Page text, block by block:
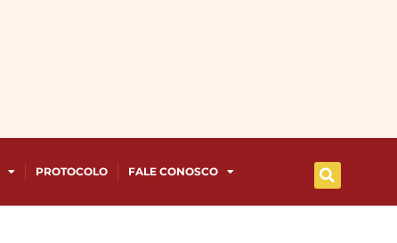
PROTOCOLO FALE CONOSCO